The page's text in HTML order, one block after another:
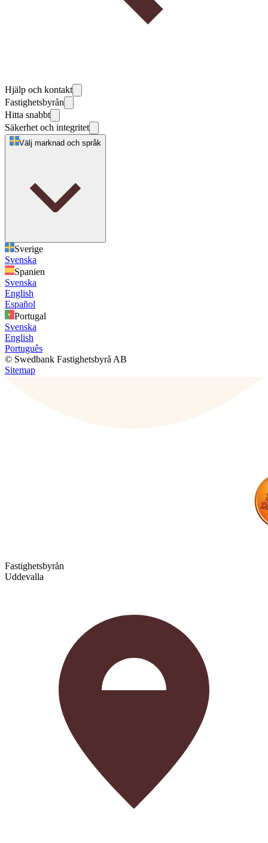
Hjälp och kontakt
Fastighetsbyrån
Hitta snabbt
Säkerhet och integritet
Välj marknad och språk
Sverige
Svenska
Spanien
Svenska
English
Español
Portugal
Svenska
English
Português
© Swedbank Fastighetsbyrå AB
Sitemap
Fastighetsbyrån
Uddevalla